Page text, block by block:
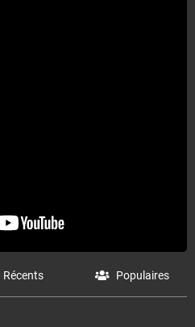
Récents Populaires